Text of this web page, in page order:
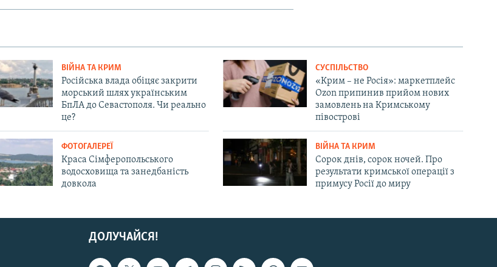
ВІЙНА ТА КРИМ
Російська влада обіцяє закрити
морський шлях українським
БпЛА до Севастополя. Чи реально
це?
СУСПІЛЬСТВО
«Крим – не Росія»: маркетплейс
Ozon припинив прийом нових
замовлень на Кримському
півострові
ФОТОГАЛЕРЕЇ
Краса Сімферопольського
водосховища та занедбаність
довкола
ВІЙНА ТА КРИМ
Сорок днів, сорок ночей. Про
результати кримської операції з
примусу Росії до миру
ДОЛУЧАЙСЯ!